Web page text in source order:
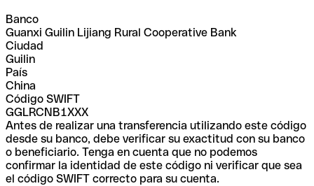
Banco
Guanxi Guilin Lijiang Rural Cooperative Bank
Ciudad
Guilin
País
China
Código SWIFT
GGLRCNB1XXX
Antes de realizar una transferencia utilizando este código
desde su banco, debe verificar su exactitud con su banco
o beneficiario. Tenga en cuenta que no podemos
confirmar la identidad de este código ni verificar que sea
el código SWIFT correcto para su cuenta.